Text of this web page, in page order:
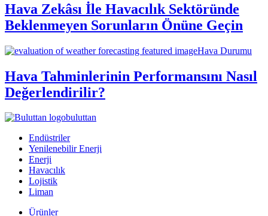
Hava Zekâsı İle Havacılık Sektöründe
Beklenmeyen Sorunların Önüne Geçin
Hava Durumu
Hava Tahminlerinin Performansını Nasıl
Değerlendirilir?
buluttan
Endüstriler
Yenilenebilir Enerji
Enerji
Havacılık
Lojistik
Liman
Ürünler